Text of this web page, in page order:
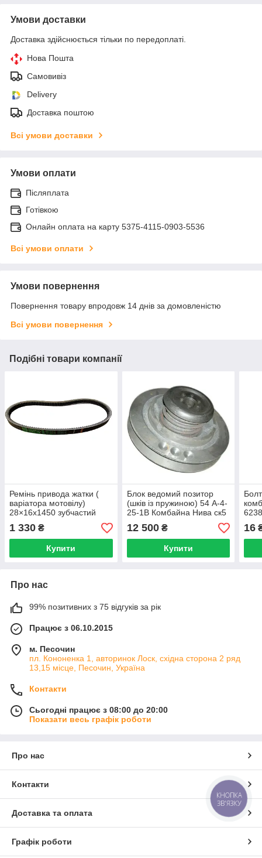
Умови доставки
Доставка здійснюється тільки по передоплаті.
Нова Пошта
Самовивіз
Delivery
Доставка поштою
Всі умови доставки
Умови оплати
Післяплата
Готівкою
Онлайн оплата на карту 5375-4115-0903-5536
Всі умови оплати
Умови повернення
Повернення товару впродовж 14 днів за домовленістю
Всі умови повернення
Подібні товари компанії
Ремінь привода жатки (
варіатора мотовілу)
28×16х1450 зубчастий
комбайн Нива СК-5 PIX
(ПІКС) Індія
1 330 ₴
Купити
Блок ведомий позитор
(шків із пружиною) 54 А-4-
25-1В Комбайна Нива ск5
12 500₴
Купити
16
Про нас
99% позитивних з 75 відгуків за рік
Працює з 06.10.2015
м. Песочин
пл. Кононенка 1, авторинок Лоск, східна сторона 2 ряд
13,15 місце, Песочин, Україна
Контакти
Сьогодні працює з 08:00 до 20:00
Показати весь графік роботи
Про нас
Контакти
Доставка та оплата
Графік роботи
КНОПКА
ЗВ'ЯЗКУ